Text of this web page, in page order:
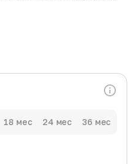
18 мес 24 мес 36 мес